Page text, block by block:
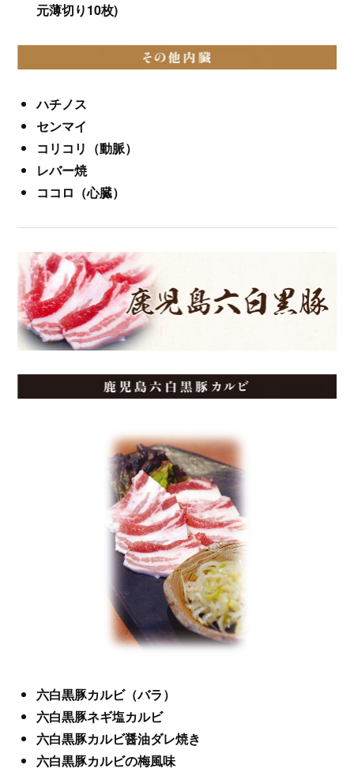
元薄切り10枚)
ハチノス
センマイ
コリコリ（動脈）
レバー焼
ココロ（心臓）
六白黒豚カルビ（バラ）
六白黒豚ネギ塩カルビ
六白黒豚カルビ醤油ダレ焼き
六白黒豚カルビの梅風味